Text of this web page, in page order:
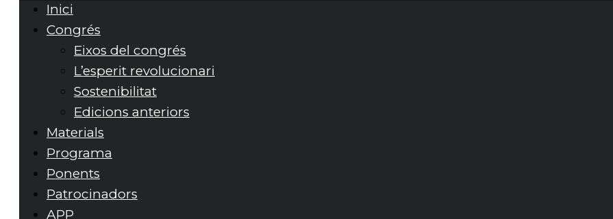
Inici
Congrés
Eixos del congrés
L’esperit revolucionari
Sostenibilitat
Edicions anteriors
Materials
Programa
Ponents
Patrocinadors
APP